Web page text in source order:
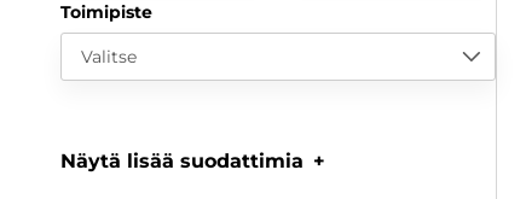
Toimipiste
Valitse
Näytä lisää suodattimia